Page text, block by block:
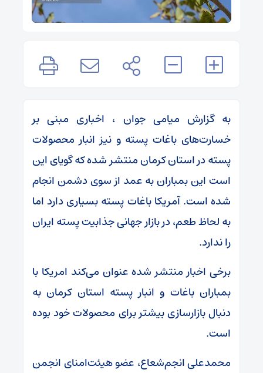
به گزارش میامی جوان ، اخباری مبنی بر
خسارت‌های باغات پسته و نیز انبار محصولات
پسته در استان کرمان منتشر شده که گویای این
است این بمباران به عمد از سوی دشمن انجام
شده است. آمریکا باغات پسته بسیاری دارد اما
به لحاظ طعم، در بازار جهانی جذابیت پسته ایران
را ندارد.
برخی اخبار منتشر شده عنوان می‌کند امریکا با
بمباران باغات و انبار پسته استان کرمان به
دنبال بازارسازی بیشتر برای محصولات خود بوده
است.
محمدعلی انجم‌شعاع، عضو هیئت‌امنای انجمن